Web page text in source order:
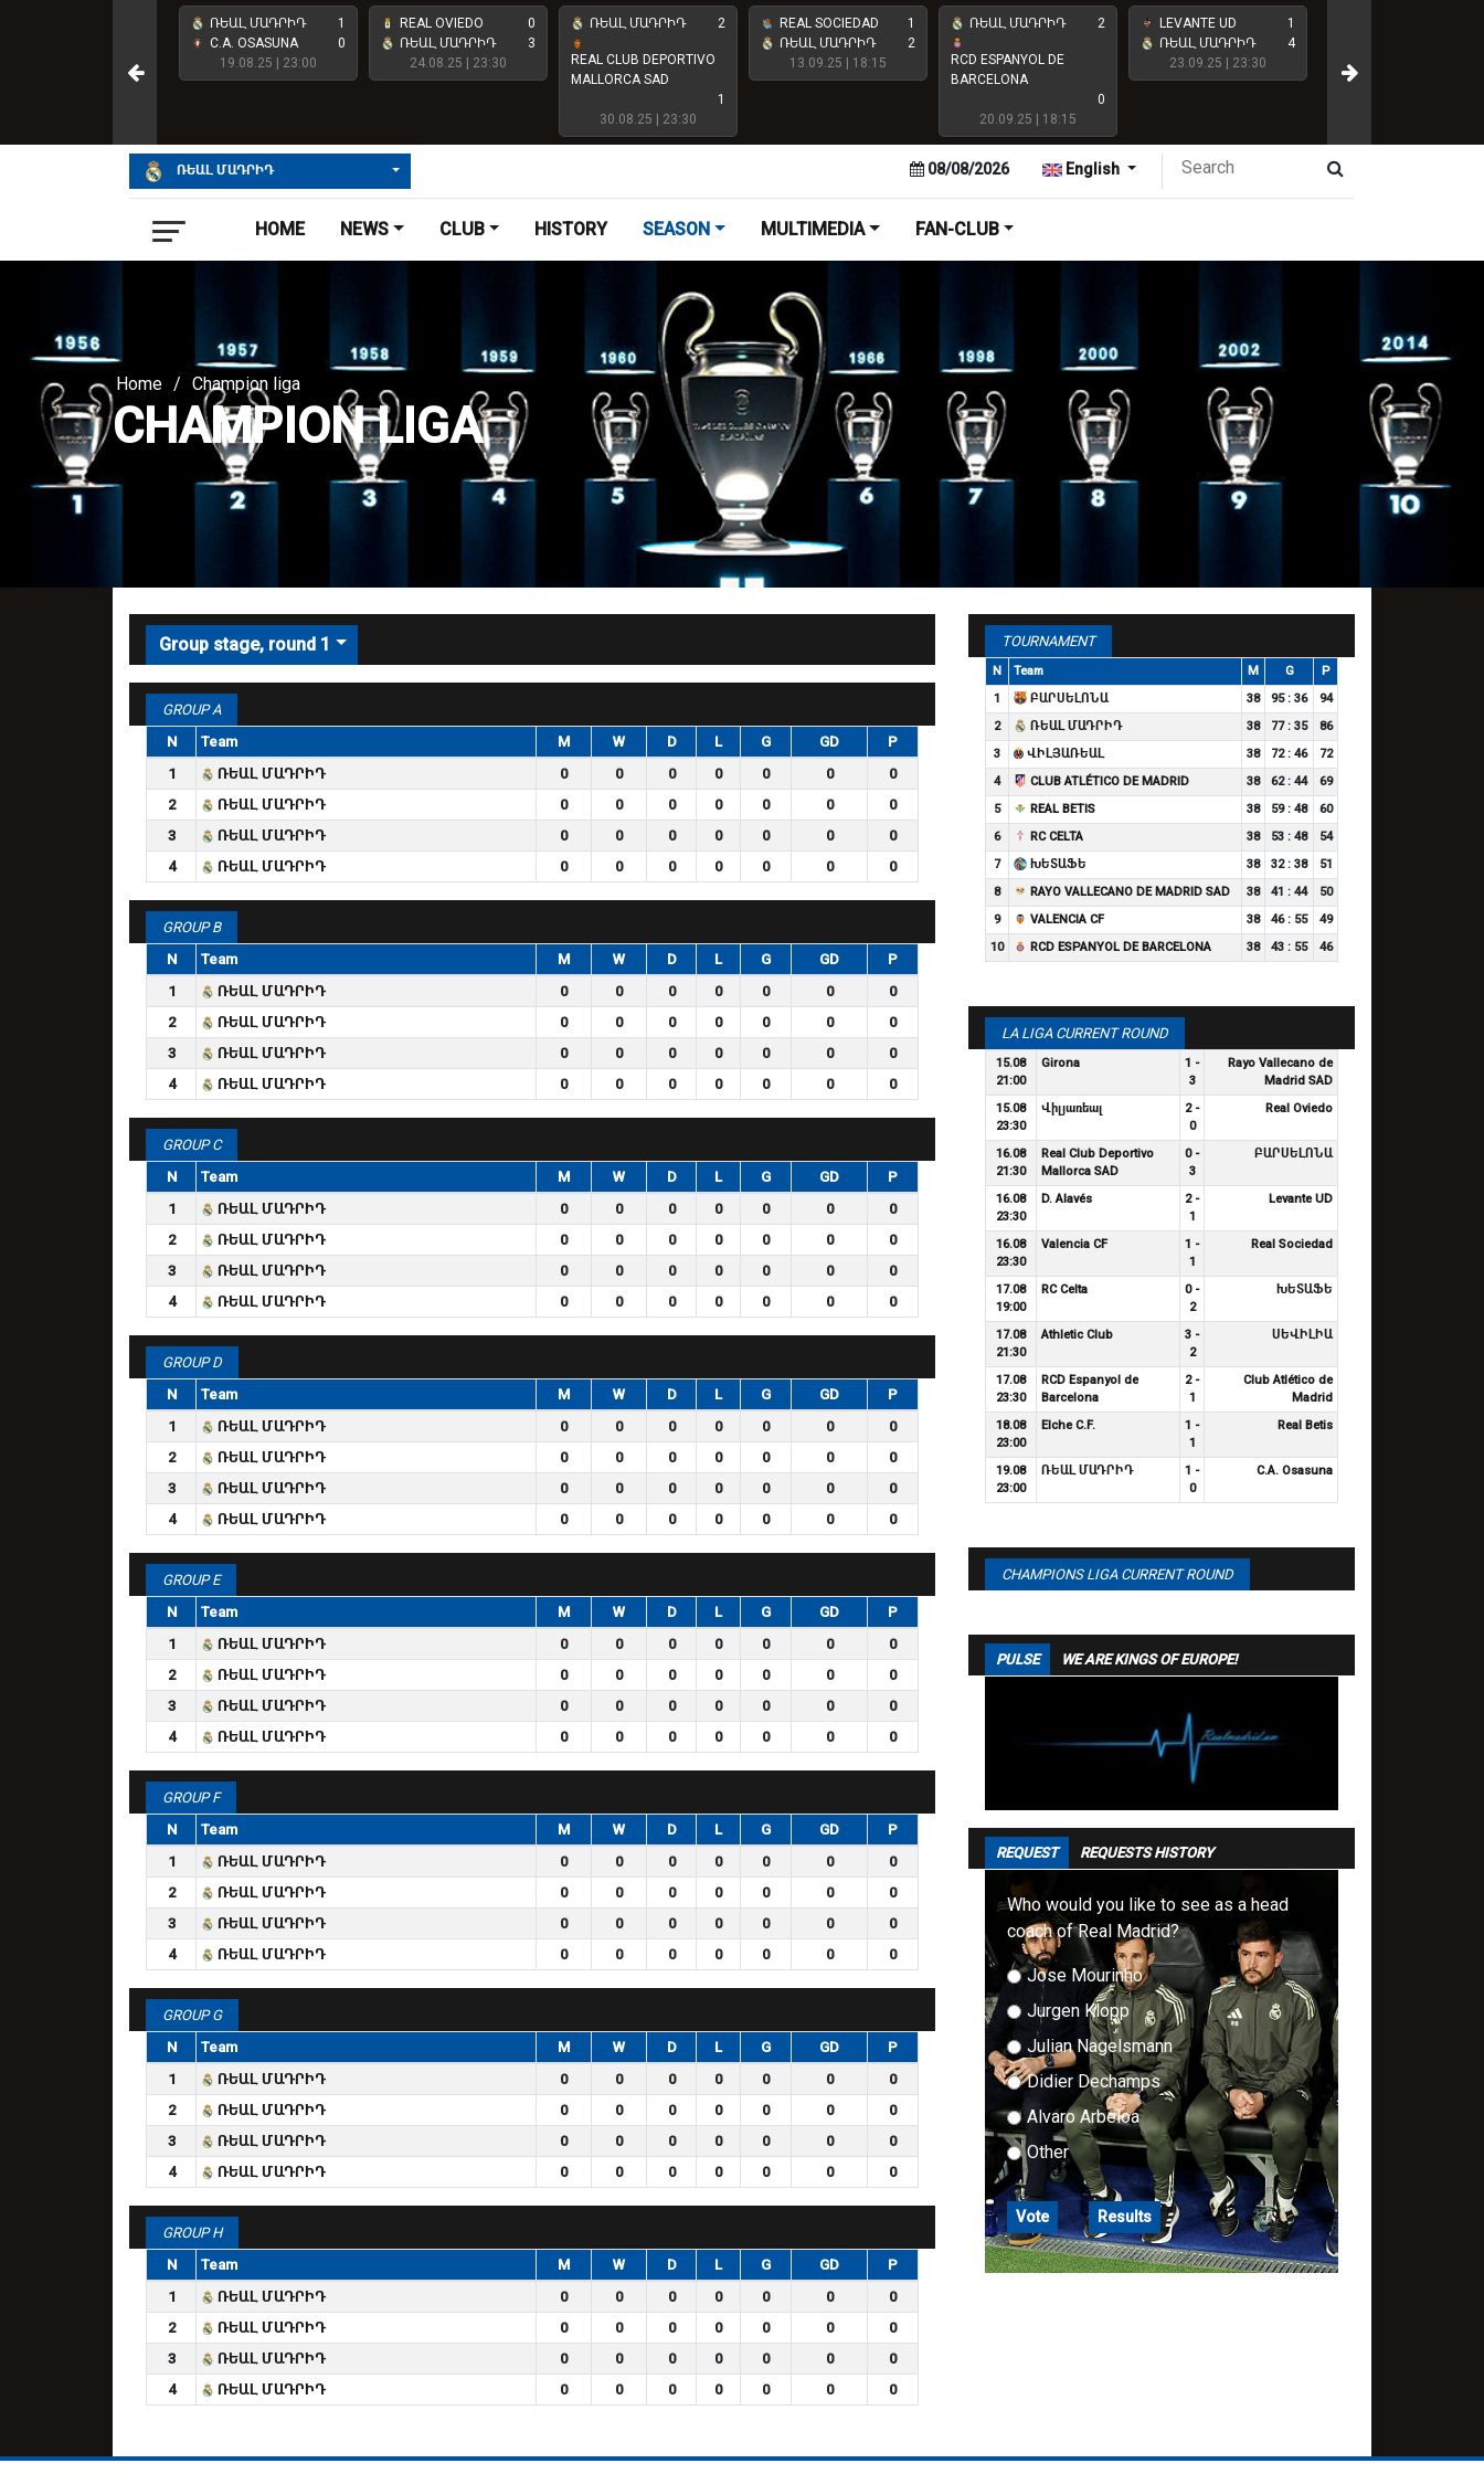
ՌԵԱԼ ՄԱԴՐԻԴ
1
C.A. OSASUNA
0
19.08.25 | 23:00
REAL OVIEDO
0
ՌԵԱԼ ՄԱԴՐԻԴ
3
24.08.25 | 23:30
ՌԵԱԼ ՄԱԴՐԻԴ 2
REAL CLUB DEPORTIVO
MALLORCA SAD
1
30.08.25 | 23:30
REAL SOCIEDAD
1
ՌԵԱԼ ՄԱԴՐԻԴ
2
13.09.25 | 18:15
ՌԵԱԼ ՄԱԴՐԻԴ 2
RCD ESPANYOL DE
BARCELONA
0
20.09.25 | 18:15
LEVANTE UD
1
ՌԵԱԼ ՄԱԴՐԻԴ
4
23.09.25 | 23:30
ՌԵԱԼ ՄԱԴՐԻԴ English
08/08/2026
HOME NEWS CLUB HISTORY SEASON MULTIMEDIA FAN-CLUB
Home / Champion liga
CHAMPION LIGA
Group stage, round 1
GROUP A
N
Team M W D L G GD
P
1
ՌԵԱԼ ՄԱԴՐԻԴ 0 0 0 0 0 0
0
2
ՌԵԱԼ ՄԱԴՐԻԴ 0 0 0 0 0 0
0
3
ՌԵԱԼ ՄԱԴՐԻԴ 0 0 0 0 0 0
0
4
ՌԵԱԼ ՄԱԴՐԻԴ 0 0 0 0 0 0 0
GROUP B
N
Team M W D L G GD
P
1
ՌԵԱԼ ՄԱԴՐԻԴ 0 0 0 0 0 0
0
2
ՌԵԱԼ ՄԱԴՐԻԴ 0 0 0 0 0 0
0
3
ՌԵԱԼ ՄԱԴՐԻԴ 0 0 0 0 0 0
0
4
ՌԵԱԼ ՄԱԴՐԻԴ 0 0 0 0 0 0 0
GROUP C
N
Team M W D L G GD
P
1
ՌԵԱԼ ՄԱԴՐԻԴ 0 0 0 0 0 0
0
2
ՌԵԱԼ ՄԱԴՐԻԴ 0 0 0 0 0 0
0
3
ՌԵԱԼ ՄԱԴՐԻԴ 0 0 0 0 0 0
0
4
ՌԵԱԼ ՄԱԴՐԻԴ 0 0 0 0 0 0 0
GROUP D
N
Team M W D L G GD
P
1
ՌԵԱԼ ՄԱԴՐԻԴ 0 0 0 0 0 0
0
2
ՌԵԱԼ ՄԱԴՐԻԴ 0 0 0 0 0 0
0
3
ՌԵԱԼ ՄԱԴՐԻԴ 0 0 0 0 0 0
0
4
ՌԵԱԼ ՄԱԴՐԻԴ 0 0 0 0 0 0 0
GROUP E
N
Team M W D L G GD
P
1
ՌԵԱԼ ՄԱԴՐԻԴ 0 0 0 0 0 0
0
2
ՌԵԱԼ ՄԱԴՐԻԴ 0 0 0 0 0 0
0
3
ՌԵԱԼ ՄԱԴՐԻԴ 0 0 0 0 0 0
0
4
ՌԵԱԼ ՄԱԴՐԻԴ 0 0 0 0 0 0 0
GROUP F
N
Team M W D L G GD
P
1
ՌԵԱԼ ՄԱԴՐԻԴ 0 0 0 0 0 0
0
2
ՌԵԱԼ ՄԱԴՐԻԴ 0 0 0 0 0 0
0
3
ՌԵԱԼ ՄԱԴՐԻԴ 0 0 0 0 0 0
0
4
ՌԵԱԼ ՄԱԴՐԻԴ 0 0 0 0 0 0 0
GROUP G
N
Team M W D L G GD
P
1
ՌԵԱԼ ՄԱԴՐԻԴ 0 0 0 0 0 0
0
2
ՌԵԱԼ ՄԱԴՐԻԴ 0 0 0 0 0 0
0
3
ՌԵԱԼ ՄԱԴՐԻԴ 0 0 0 0 0 0
0
4
ՌԵԱԼ ՄԱԴՐԻԴ 0 0 0 0 0 0 0
GROUP H
N
Team M W D L G GD
P
1
ՌԵԱԼ ՄԱԴՐԻԴ 0 0 0 0 0 0
0
2
ՌԵԱԼ ՄԱԴՐԻԴ 0 0 0 0 0 0
0
3
ՌԵԱԼ ՄԱԴՐԻԴ 0 0 0 0 0 0
0
4
ՌԵԱԼ ՄԱԴՐԻԴ 0 0 0 0 0 0 0
TOURNAMENT
N Team M G
P
1
ԲԱՐՍԵԼՈՆԱ 38 95 : 36
94
2
ՌԵԱԼ ՄԱԴՐԻԴ 38 77 : 35
86
3
ՎԻԼՅԱՌԵԱԼ 38 72 : 46
72
4
CLUB ATLÉTICO DE MADRID 38 62 : 44
69
5
REAL BETIS 38 59 : 48
60
6
RC CELTA 38 53 : 48
54
7
ԽԵՏԱՖԵ 38 32 : 38
51
8
RAYO VALLECANO DE MADRID SAD 38 41 : 44
50
9
VALENCIA CF 38 46 : 55
49
10
RCD ESPANYOL DE BARCELONA 38 43 : 55 46
LA LIGA CURRENT ROUND
15.08
21:00
Girona
1 -
3
Rayo Vallecano de
Madrid SAD
15.08
23:30
Վիլյառեալ
2 -
0
Real Oviedo
16.08
21:30
Real Club Deportivo
Mallorca SAD
0 -
3
ԲԱՐՍԵԼՈՆԱ
16.08
23:30
D. Alavés
2 -
1
Levante UD
16.08
23:30
Valencia CF
1 -
1
Real Sociedad
17.08
19:00
RC Celta
0 -
2
ԽԵՏԱՖԵ
17.08
21:30
Athletic Club
3 -
2
ՍԵՎԻԼԻԱ
17.08
23:30
RCD Espanyol de
Barcelona
2 -
1
Club Atlético de
Madrid
18.08
23:00
Elche C.F.
1 -
1
Real Betis
19.08
23:00
ՌԵԱԼ ՄԱԴՐԻԴ
1 -
0
C.A. Osasuna
CHAMPIONS LIGA CURRENT ROUND
PULSE WE ARE KINGS OF EUROPE!
REQUEST REQUESTS HISTORY
Who would you like to see as a head
coach of Real Madrid?
Jose Mourinho
Jurgen Klopp
Julian Nagelsmann
Didier Dechamps
Alvaro Arbeloa
Other
Vote Results